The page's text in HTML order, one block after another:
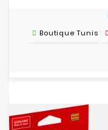
Boutique Tunis